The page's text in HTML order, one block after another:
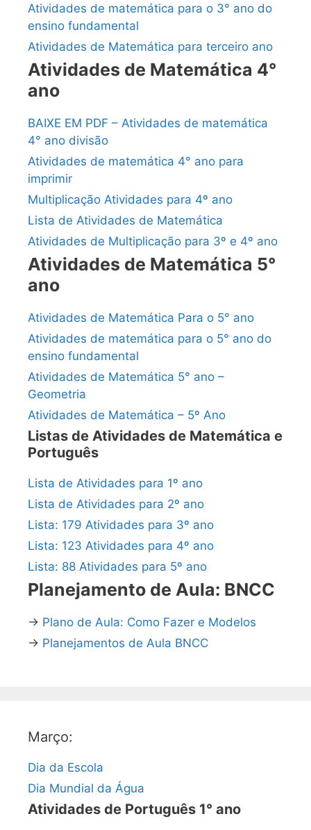
Atividades de matemática para o 3° ano do
ensino fundamental
Atividades de Matemática para terceiro ano
Atividades de Matemática 4°
ano
BAIXE EM PDF – Atividades de matemática
4° ano divisão
Atividades de matemática 4° ano para
imprimir
Multiplicação Atividades para 4º ano
Lista de Atividades de Matemática
Atividades de Multiplicação para 3º e 4º ano
Atividades de Matemática 5°
ano
Atividades de Matemática Para o 5° ano
Atividades de matemática para o 5° ano do
ensino fundamental
Atividades de Matemática 5° ano –
Geometria
Atividades de Matemática – 5º Ano
Listas de Atividades de Matemática e
Português
Lista de Atividades para 1º ano
Lista de Atividades para 2º ano
Lista: 179 Atividades para 3º ano
Lista: 123 Atividades para 4º ano
Lista: 88 Atividades para 5º ano
Planejamento de Aula: BNCC
→ Plano de Aula: Como Fazer e Modelos
→ Planejamentos de Aula BNCC
Março:
Dia da Escola
Dia Mundial da Água
Atividades de Português 1° ano